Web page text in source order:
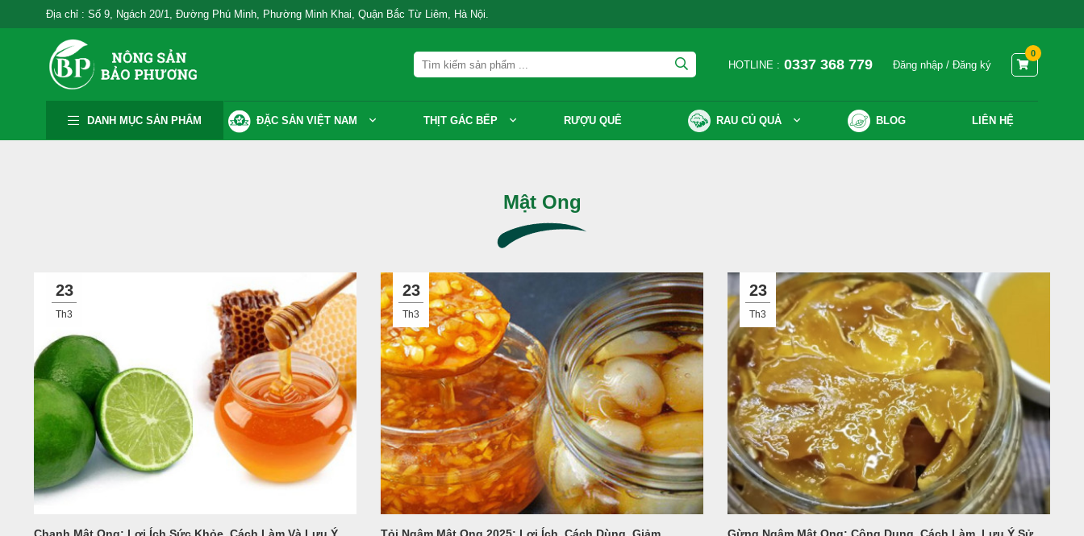
Địa chỉ : Số 9, Ngách 20/1, Đường Phú Minh, Phường Minh Khai, Quận Bắc Từ Liêm, Hà Nội.
HOTLINE : 0337 368 779 Đăng nhập / Đăng ký
0
DANH MỤC SẢN PHẨM ĐẶC SẢN VIỆT NAM THỊT GÁC BẾP RƯỢU QUÊ RAU CỦ QUẢ BLOG LIÊN HỆ
Mật Ong
23
Th3
23
Th3
23
Th3